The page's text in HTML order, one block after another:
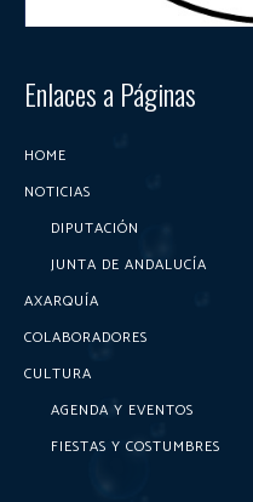
Enlaces a Páginas
HOME
NOTICIAS
DIPUTACIÓN
JUNTA DE ANDALUCÍA
AXARQUÍA
COLABORADORES
CULTURA
AGENDA Y EVENTOS
FIESTAS Y COSTUMBRES